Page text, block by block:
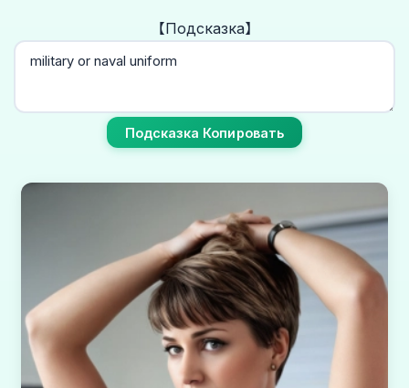
【Подсказка】
Подсказка Копировать